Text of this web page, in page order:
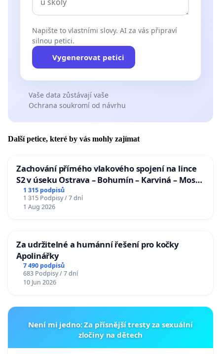
Napište to vlastními slovy. AI za vás připraví
silnou petici.
Vygenerovat petici
Vaše data zůstávají vaše
Ochrana soukromí od návrhu
Další petice, které by vás mohly zajímat
Zachování přímého vlakového spojení na lince
S2 v úseku Ostrava – Bohumín – Karviná – Mosty
u Jablunkova
1 315 podpisů
1 315 Podpisy / 7 dní
1 Aug 2026
Za udržitelné a humánní řešení pro kočky
Apolinářky
7 490 podpisů
683 Podpisy / 7 dní
10 Jun 2026
Není mi jedno: Za přísnější tresty za sexuální
zločiny na dětech